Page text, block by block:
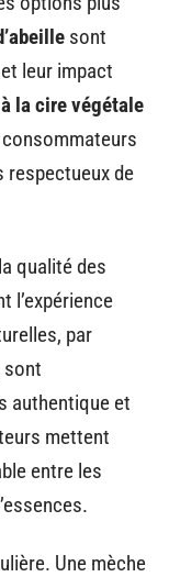
sont
leur impact
la cire végétale
respectueux de
qualité des
l’expérience
par
sont
authentique et
mettent
entre les
Une mèche